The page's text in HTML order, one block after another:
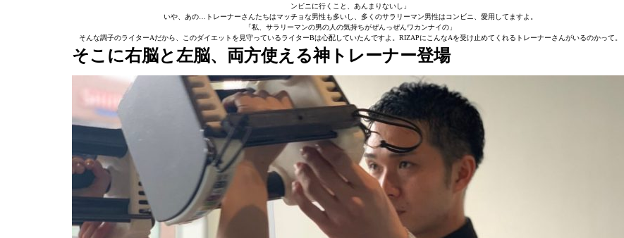
ンビニに行くこと、あんまりないし」
いや、あの…トレーナーさんたちはマッチョな男性も多いし、多くのサラリーマン男性はコンビニ、愛用してますよ。
「私、サラリーマンの男の人の気持ちがぜんっぜんワカンナイの」
そんな調子のライターAだから、このダイエットを見守っているライターBは心配していたんですよ。RIZAPにこんなAを受け止めてくれるトレーナーさんがいるのかって。
そこに右脳と左脳、両方使える神トレーナー登場